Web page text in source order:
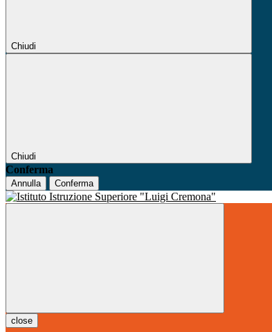
Chiudi
Chiudi
Conferma
Annulla Conferma
close